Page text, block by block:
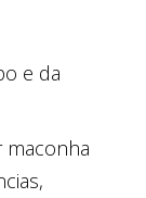
e da
maconha